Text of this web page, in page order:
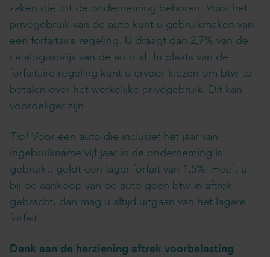
zaken die tot de onderneming behoren. Voor het
privégebruik van de auto kunt u gebruikmaken van
een forfaitaire regeling. U draagt dan 2,7% van de
catalogusprijs van de auto af. In plaats van de
forfaitaire regeling kunt u ervoor kiezen om btw te
betalen over het werkelijke privégebruik. Dit kan
voordeliger zijn.
Tip! Voor een auto die inclusief het jaar van
ingebruikname vijf jaar in de onderneming is
gebruikt, geldt een lager forfait van 1,5%. Heeft u
bij de aankoop van de auto geen btw in aftrek
gebracht, dan mag u altijd uitgaan van het lagere
forfait.
Denk aan de herziening aftrek voorbelasting